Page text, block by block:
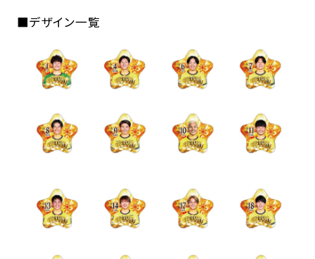
■デザイン一覧